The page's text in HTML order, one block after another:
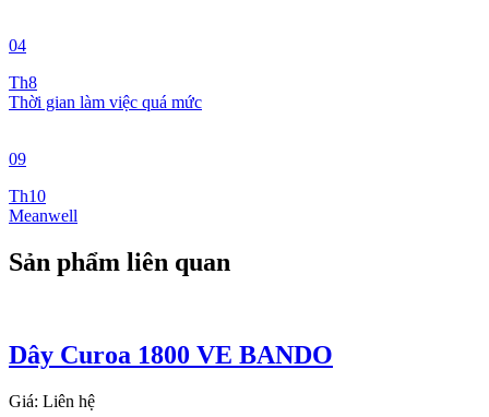
04
Th8
Thời gian làm việc quá mức
09
Th10
Meanwell
Sản phẩm liên quan
Dây Curoa 1800 VE BANDO
Giá: Liên hệ